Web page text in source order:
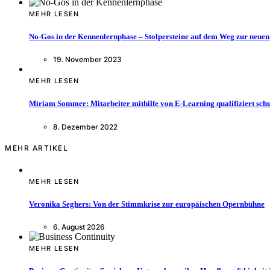
MEHR LESEN
No-Gos in der Kennenlernphase – Stolpersteine auf dem Weg zur
19. November 2023
MEHR LESEN
Miriam Sommer: Mitarbeiter mithilfe von E-Learning qualifiziert
8. Dezember 2022
MEHR ARTIKEL
MEHR LESEN
Veronika Seghers: Von der Stimmkrise zur europäischen Opernbühne
6. August 2026
MEHR LESEN